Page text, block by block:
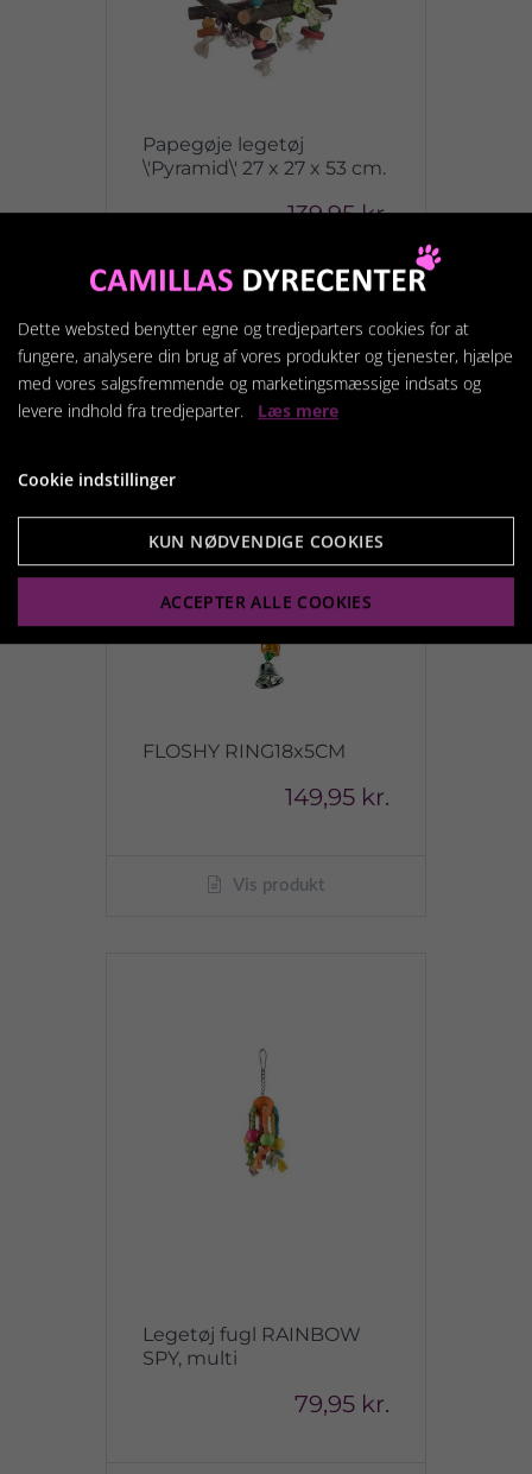
Papegøje legetøj
\'Pyramid\' 27 x 27 x 53 cm.
139,95 kr.
FLOSHY RING18x5CM
149,95 kr.
Vis produkt
Legetøj fugl RAINBOW
SPY, multi
79,95 kr.
Dette websted benytter egne og tredjeparters cookies for at
fungere, analysere din brug af vores produkter og tjenester, hjælpe
med vores salgsfremmende og marketingsmæssige indsats og
levere indhold fra tredjeparter. Læs mere
Cookie indstillinger
KUN NØDVENDIGE COOKIES
ACCEPTER ALLE COOKIES